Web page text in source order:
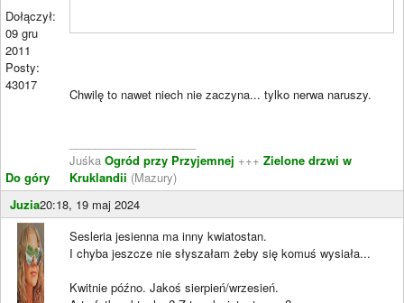
Dołączył:
09 gru
2011
Posty:
43017
Do góry
Chwilę to nawet niech nie zaczyna... tylko nerwa naruszy.
Juśka Ogród przy Przyjemnej +++ Zielone drzwi w
Kruklandii (Mazury)
Juzia20:18, 19 maj 2024
Sesleria jesienna ma inny kwiatostan.
I chyba jeszcze nie słyszałam żeby się komuś wysiała...
Kwitnie późno. Jakoś sierpień/wrzesień.